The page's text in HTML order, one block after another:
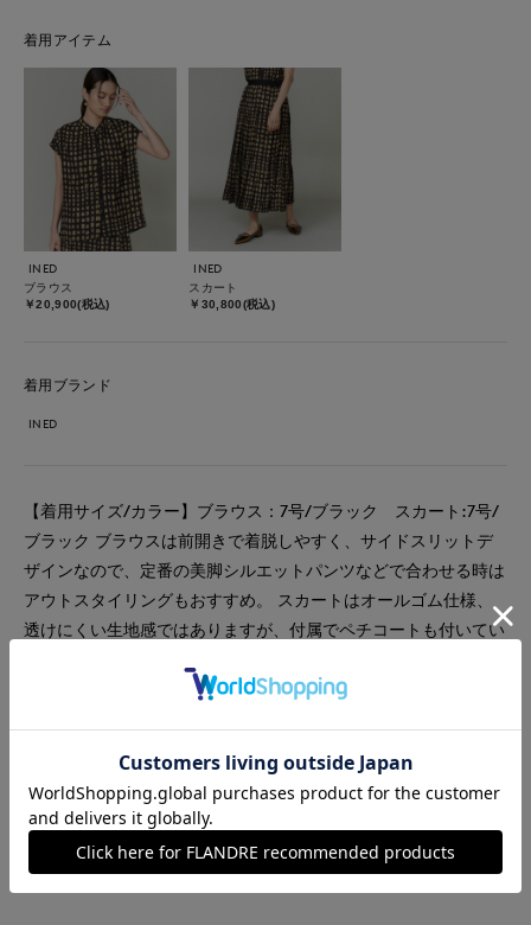
着用アイテム
INED
ブラウス
￥20,900(税込)
INED
スカート
￥30,800(税込)
着用ブランド
INED
【着用サイズ/カラー】ブラウス：7号/ブラック スカート:7号/
ブラック ブラウスは前開きで着脱しやすく、サイドスリットデ
ザインなので、定番の美脚シルエットパンツなどで合わせる時は
アウトスタイリングもおすすめ。 スカートはオールゴム仕様、
透けにくい生地感ではありますが、付属でペチコートも付いてい
別々でも着回しがきくので是非、スタイリングを楽しんでくださ
#休日 #女子会
#デート #食事会
#骨格ナチュラル #おでかけ #バッグ